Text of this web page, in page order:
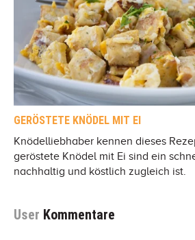
GERÖSTETE KNÖDEL MIT EI
Knödelliebhaber kennen dieses
geröstete Knödel mit Ei sind ein
nachhaltig und köstlich zugleich ist.
User Kommentare